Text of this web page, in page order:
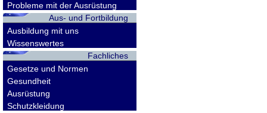
Probleme mit der Ausrüstung
Aus- und Fortbildung
Ausbildung mit uns
Wissenswertes
Fachliches
Gesetze und Normen
Gesundheit
Ausrüstung
Schutzkleidung